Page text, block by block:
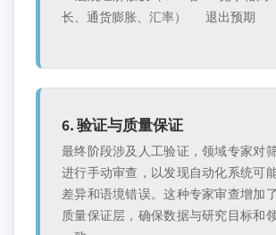
长、通货膨胀、汇率）
退出预期
6. 验证与质量保证
最终阶段涉及人工验证，领域专家对
进行手动审查，以发现自动化系统可
差异和语境错误。这种专家审查增加
质量保证层，确保数据与研究目标和